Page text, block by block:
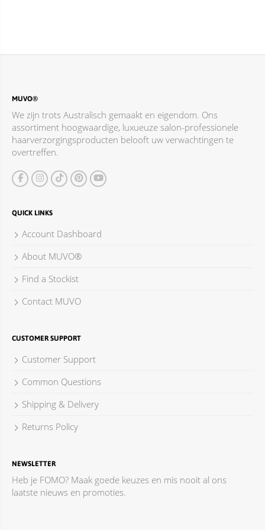
MUVO®
We zijn trots Australisch gemaakt en eigendom. Ons
assortiment hoogwaardige, luxueuze salon-professionele
haarverzorgingsproducten belooft uw verwachtingen te
overtreffen.
QUICK LINKS
Account Dashboard
About MUVO®
Find a Stockist
Contact MUVO
CUSTOMER SUPPORT
Customer Support
Common Questions
Shipping & Delivery
Returns Policy
NEWSLETTER
Heb je FOMO? Maak goede keuzes en mis nooit al ons
laatste nieuws en promoties.